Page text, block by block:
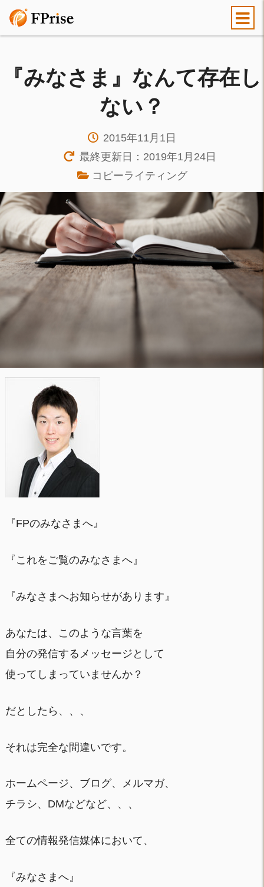
『みなさま』なんて存在し
ない？
2015年11月1日
最終更新日：2019年1月24日
コピーライティング
『FPのみなさまへ』
『これをご覧のみなさまへ』
『みなさまへお知らせがあります』
あなたは、このような言葉を
自分の発信するメッセージとして
使ってしまっていませんか？
だとしたら、、、
それは完全な間違いです。
ホームページ、ブログ、メルマガ、
チラシ、DMなどなど、、、
全ての情報発信媒体において、
『みなさまへ』